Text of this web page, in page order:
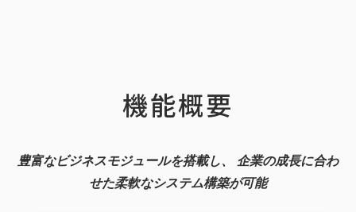
機能概要
豊富なビジネスモジュールを搭載し、
企業の成長に合わ
せた柔軟なシステム構築が可能